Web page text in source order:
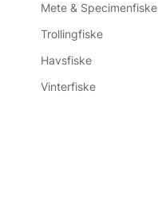
Mete & Specimenfiske
Trollingfiske
Havsfiske
Vinterfiske